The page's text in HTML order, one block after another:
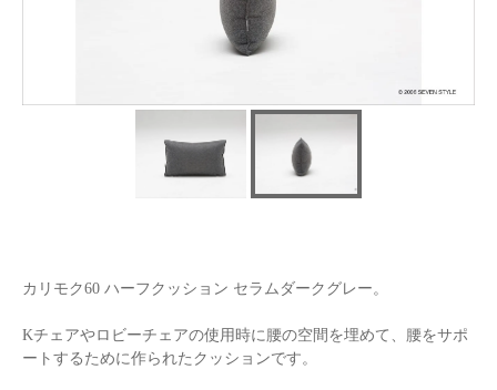
カリモク60 ハーフクッション セラムダークグレー。
Kチェアやロビーチェアの使用時に腰の空間を埋めて、腰をサポ
ートするために作られたクッションです。